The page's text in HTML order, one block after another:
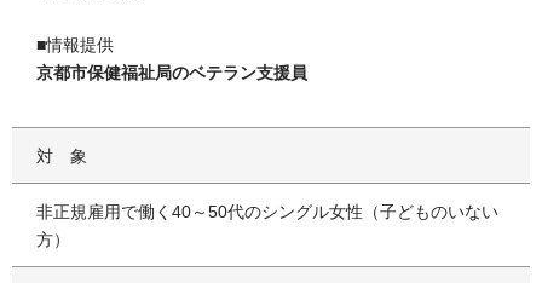
■情報提供
京都市保健福祉局のベテラン支援員
対象
非正規雇用で働く40～50代のシングル女性（子どものいない
方）